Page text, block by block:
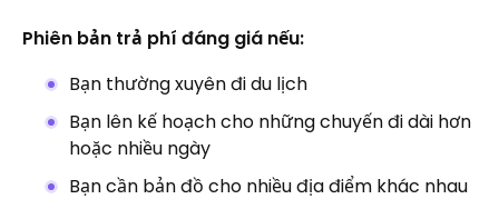
Phiên bản trả phí đáng giá nếu:
Bạn thường xuyên đi du lịch
Bạn lên kế hoạch cho những chuyến đi dài hơn
hoặc nhiều ngày
Bạn cần bản đồ cho nhiều địa điểm khác nhau